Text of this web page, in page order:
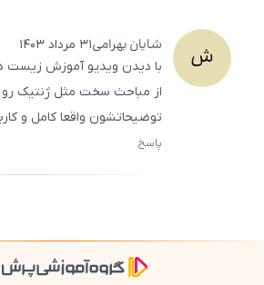
ش شایانبهرامی۳۱ مرداد ۱۴۰۳
با دیدن ویدیو آموزش زیست
از مباحث سخت مثل ژنتیک رو
توضیحاتشون واقعا کامل و
پاسخ